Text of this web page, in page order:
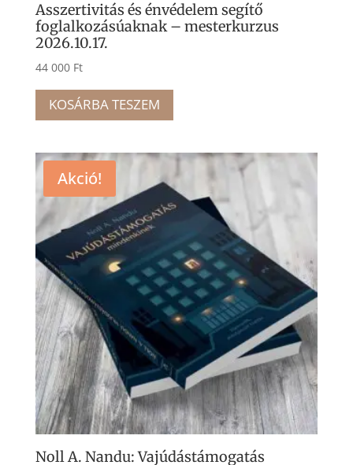
Asszertivitás és énvédelem segítő
foglalkozásúaknak – mesterkurzus
2026.10.17.
44 000 Ft
KOSÁRBA TESZEM
Akció!
Noll A. Nandu: Vajúdástámogatás